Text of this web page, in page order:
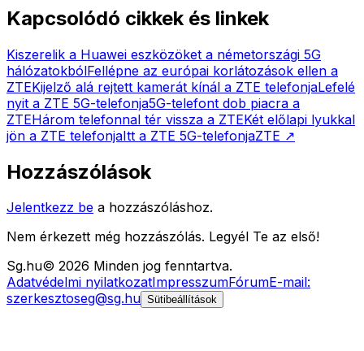
Kapcsolódó cikkek és linkek
Kiszerelik a Huawei eszközöket a németországi 5G
hálózatokbólFellépne az európai korlátozások ellen a
ZTEKijelző alá rejtett kamerát kínál a ZTE telefonjaLefelé
nyit a ZTE 5G-telefonja5G-telefont dob piacra a
ZTEHárom telefonnal tér vissza a ZTEKét előlapi lyukkal
jön a ZTE telefonjaItt a ZTE 5G-telefonjaZTE ↗
Hozzászólások
Jelentkezz be a hozzászóláshoz.
Nem érkezett még hozzászólás. Legyél Te az első!
Sg.hu© 2026 Minden jog fenntartva.
Adatvédelmi nyilatkozatImpresszumFórumE-mail:
szerkesztoseg@sg.hu Sütibeállítások